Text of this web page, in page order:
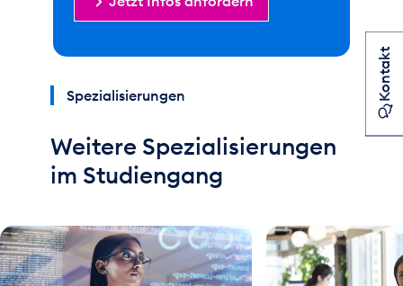
Spezialisierungen
Weitere Spezialisierungen
im Studiengang
Kontakt